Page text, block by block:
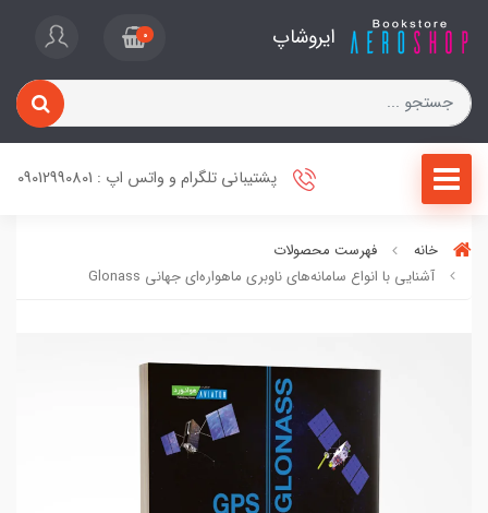
ایروشاپ 0
پشتیبانی تلگرام و واتس اپ : 09012990801
خانه
فهرست محصولات
آشنایی با انواع سامانه‌های ناوبری ماهواره‌ای جهانی Glonass